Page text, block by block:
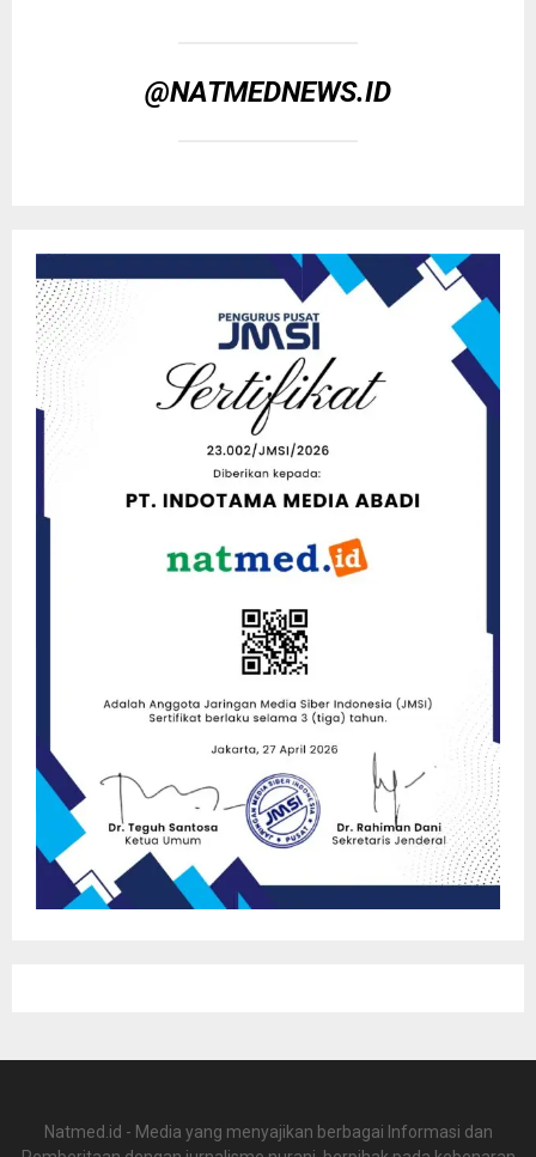
@NATMEDNEWS.ID
Natmed.id - Media yang menyajikan berbagai Informasi dan